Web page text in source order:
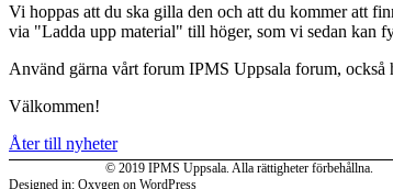
Vi hoppas att du ska gilla den och att du kommer att
via "Ladda upp material" till höger, som vi sedan kan
Använd gärna vårt forum IPMS Uppsala forum, också
Välkommen!
Åter till nyheter
© 2019 IPMS Uppsala. Alla rättigheter förbehållna.
Designed in: Oxygen on WordPress